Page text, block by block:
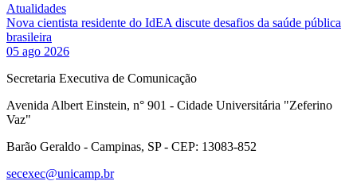
Atualidades
Nova cientista residente do IdEA discute desafios da saúde pública
brasileira
05 ago 2026
Secretaria Executiva de Comunicação
Avenida Albert Einstein, n° 901 - Cidade Universitária "Zeferino
Vaz"
Barão Geraldo - Campinas, SP - CEP: 13083-852
secexec@unicamp.br